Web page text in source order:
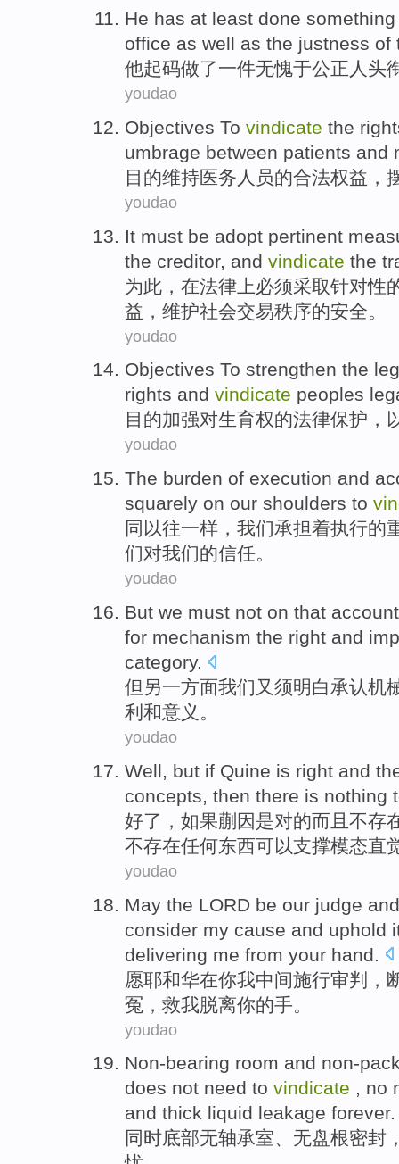
He has at least done something
office as well as the justness of
他起码做了一件无愧于公正 人 头
youdao
Objectives To vindicate the
umbrage between patients and
目的维持医务 人员的合法权益 ，
youdao
It must be adopt pertinent
the creditor, and vindicate the
为此，在法律 上必须采取针对性
益 ， 维护社会交易秩序的安全。
youdao
Objectives To strengthen the
rights and vindicate peoples
目的加强对生育权的法律保护 ，
youdao
The burden of execution and
squarely on our shoulders to
同以往一样 ， 我们承担着执行的
们对我们的信任。
youdao
But we must not on that
for mechanism the right and
category.
但 另一方面我们 又 须明白承认机
利 和意义 。
youdao
Well, but if Quine is right and
concepts, then there is nothing
好了 ， 如果蒯因是对的而且 不存
不存在任何东西可以支撑模态直
youdao
May the LORD be our judge
consider my cause and uphold
delivering me from your hand
愿耶和华在你我中间施行审判 ，
冤 ， 救我脱离你的手 。
youdao
Non-bearing room and non-
does not need to vindicate , no
and thick liquid leakage forever.
同时底部无轴承室、无盘根密封